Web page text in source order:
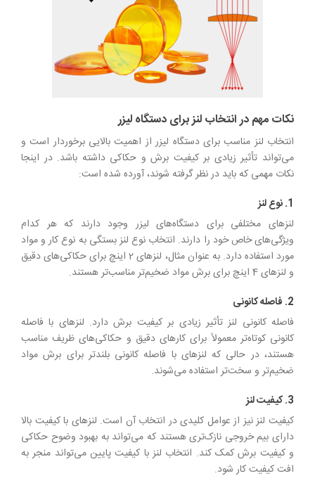
نکات مهم در انتخاب لنز برای دستگاه لیزر
انتخاب لنز مناسب برای دستگاه لیزر از اهمیت بالایی برخوردار است و
می‌تواند تأثیر زیادی بر کیفیت برش و حکاکی داشته باشد. در اینجا
نکات مهمی که باید در نظر گرفته شوند، آورده شده است:
1. نوع لنز
لنزهای مختلفی برای دستگاه‌های لیزر وجود دارند که هر کدام
ویژگی‌های خاص خود را دارند. انتخاب نوع لنز بستگی به نوع کار و مواد
مورد استفاده دارد. به عنوان مثال، لنزهای 2 اینچ برای حکاکی‌های دقیق
و لنزهای 4 اینچ برای برش مواد ضخیم‌تر مناسب‌تر هستند.
2. فاصله کانونی
فاصله کانونی لنز تأثیر زیادی بر کیفیت برش دارد. لنزهای با فاصله
کانونی کوتاه‌تر معمولاً برای کارهای دقیق و حکاکی‌های ظریف مناسب
هستند، در حالی که لنزهای با فاصله کانونی بلندتر برای برش مواد
ضخیم‌تر و سخت‌تر استفاده می‌شوند.
3. کیفیت لنز
کیفیت لنز نیز از عوامل کلیدی در انتخاب آن است. لنزهای با کیفیت بالا
دارای بیم خروجی نازک‌تری هستند که می‌تواند به بهبود وضوح حکاکی
و کیفیت برش کمک کند. انتخاب لنز با کیفیت پایین می‌تواند منجر به
افت کیفیت کار شود.